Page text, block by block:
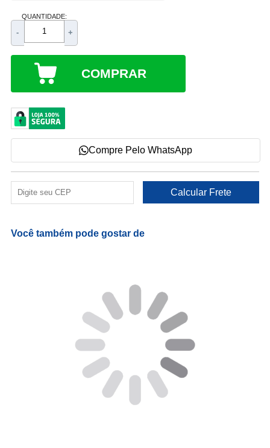
QUANTIDADE:
- +
COMPRAR
Compre Pelo WhatsApp
Você também pode gostar de